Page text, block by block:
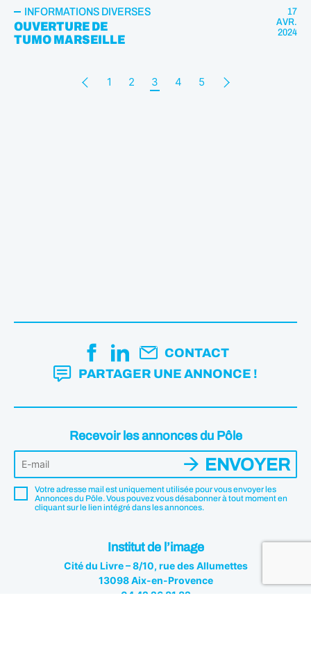
INFORMATIONS DIVERSES
OUVERTURE DE
TUMO MARSEILLE
17
AVR.
2024
1 2 3 4 5
CONTACT
PARTAGER UNE ANNONCE !
Recevoir les annonces du Pôle
Votre adresse mail est uniquement utilisée pour vous envoyer les
Annonces du Pôle. Vous pouvez vous désabonner à tout moment en
cliquant sur le lien intégré dans les annonces.
ENVOYER
Institut de l’image
Cité du Livre – 8/10, rue des Allumettes
13098 Aix-en-Provence
04 42 26 81 82